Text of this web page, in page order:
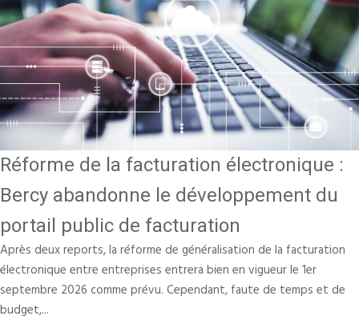
Réforme de la facturation électronique :
Bercy abandonne le développement du
portail public de facturation
Après deux reports, la réforme de généralisation de la facturation
électronique entre entreprises entrera bien en vigueur le 1er
septembre 2026 comme prévu. Cependant, faute de temps et de
budget,...